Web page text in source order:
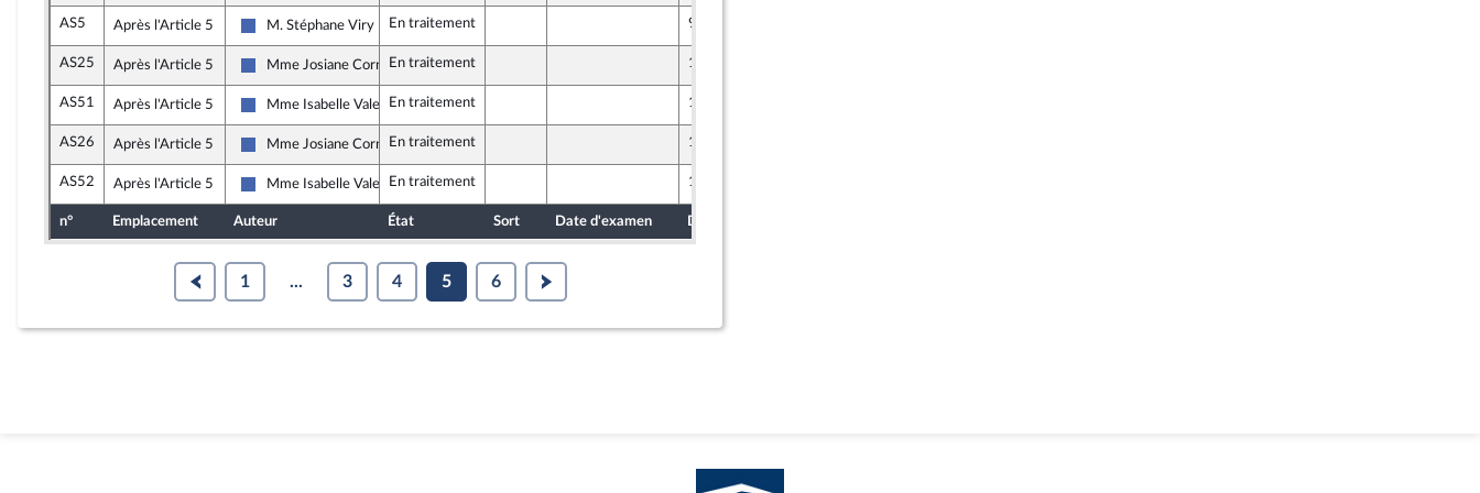
AS5 Après l'Article 5
Les Républicains
M. Stéphane Viry En traitement 9 février 2023
AS25 Après l'Article 5
Les Républicains
Mme Josiane CorneloupEn traitement 10 février 2023
AS51 Après l'Article 5
Les Républicains
Mme Isabelle ValentinEn traitement 10 février 2023
AS26 Après l'Article 5
Les Républicains
Mme Josiane CorneloupEn traitement 10 février 2023
AS52 Après l'Article 5
Les Républicains
Mme Isabelle ValentinEn traitement 10 février 2023
n° Emplacement Auteur État Sort Date d'examen Date de dépôt
1 ... 3 4 5 6